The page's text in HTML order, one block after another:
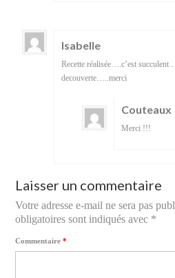
Isabelle
Recette réalisée….c’est succulent
decouverte…..merci
Couteaux
Merci !!!
Laisser un commentaire
Votre adresse e-mail ne sera pas
obligatoires sont indiqués avec *
Commentaire*